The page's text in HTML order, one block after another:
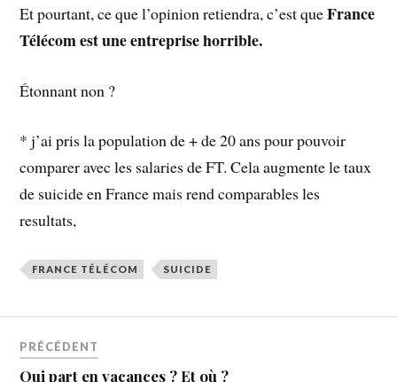
Et pourtant, ce que l’opinion retiendra, c’est queFrance
Télécom est une entreprise horrible.
Étonnant non ?
* j’ai pris la population de + de 20 ans pour pouvoir
comparer avec les salaries de FT. Cela augmente le taux
de suicide en France mais rend comparables les
resultats,
FRANCE TÉLÉCOM SUICIDE
PRÉCÉDENT
Qui part en vacances ? Et où ?